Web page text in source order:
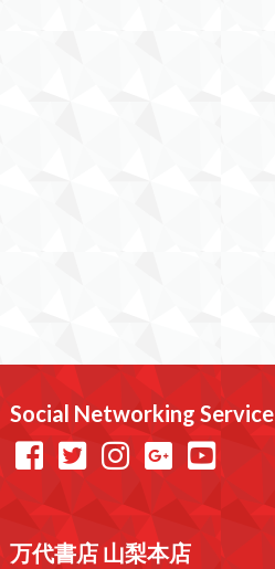
Social Networking Service
万代書店 山梨本店